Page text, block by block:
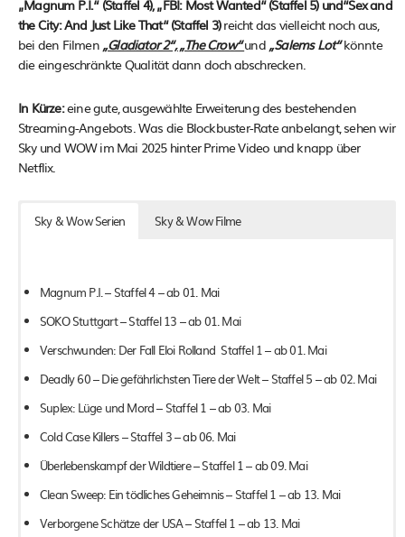
Ponyherz – Wild Und Frei – ab 25. Mai
Wochenendrebellen – ab 26. Mai
„Magnum P.I.“ (Staffel 4), „FBI: Most Wanted“ (Staffel 5) und“Sex and
the City: And Just Like That“ (Staffel 3)reicht das vielleicht noch aus,
bei den Filmen „Gladiator 2“, „The Crow“ und „Salems Lot“könnte
die eingeschränkte Qualität dann doch abschrecken.
In Kürze:eine gute, ausgewählte Erweiterung des bestehenden
Streaming-Angebots. Was die Blockbuster-Rate anbelangt, sehen wir
Sky und WOW im Mai 2025 hinter Prime Video und knapp über
Netflix.
Sky & Wow Serien Sky & Wow Filme
Magnum P.I. – Staffel 4 – ab 01. Mai
SOKO Stuttgart – Staffel 13 – ab 01. Mai
Verschwunden: Der Fall Eloi Rolland Staffel 1 – ab 01. Mai
Deadly 60 – Die gefährlichsten Tiere der Welt – Staffel 5 – ab 02. Mai
Suplex: Lüge und Mord – Staffel 1 – ab 03. Mai
Cold Case Killers – Staffel 3 – ab 06. Mai
Überlebenskampf der Wildtiere – Staffel 1 – ab 09. Mai
Clean Sweep: Ein tödliches Geheimnis – Staffel 1 – ab 13. Mai
Verborgene Schätze der USA – Staffel 1 – ab 13. Mai